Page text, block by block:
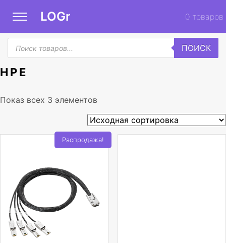
LOGr 0 товаров
Поиск
товаров
ПОИСК
HPE
Показ всех 3 элементов
Распродажа!